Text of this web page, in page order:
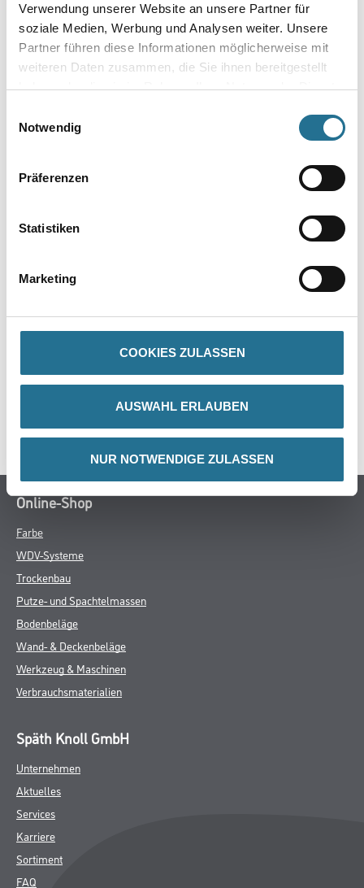
Verwendung unserer Website an unsere Partner für
soziale Medien, Werbung und Analysen weiter. Unsere
Partner führen diese Informationen möglicherweise mit
weiteren Daten zusammen, die Sie ihnen bereitgestellt
haben oder die sie im Rahmen Ihrer Nutzung der Dienste
Notwendig
Präferenzen
Statistiken
Marketing
COOKIES ZULASSEN
AUSWAHL ERLAUBEN
NUR NOTWENDIGE ZULASSEN
Umrechnungsfaktoren
GEFAHRENHINWEISE
DATENBLÄTTER
SPEZIFIKATIONEN
Online-Shop
Farbe
WDV-Systeme
Trockenbau
Putze- und Spachtelmassen
Bodenbeläge
Wand- & Deckenbeläge
Werkzeug & Maschinen
Verbrauchsmaterialien
Späth Knoll GmbH
Unternehmen
Aktuelles
Services
Karriere
Sortiment
FAQ